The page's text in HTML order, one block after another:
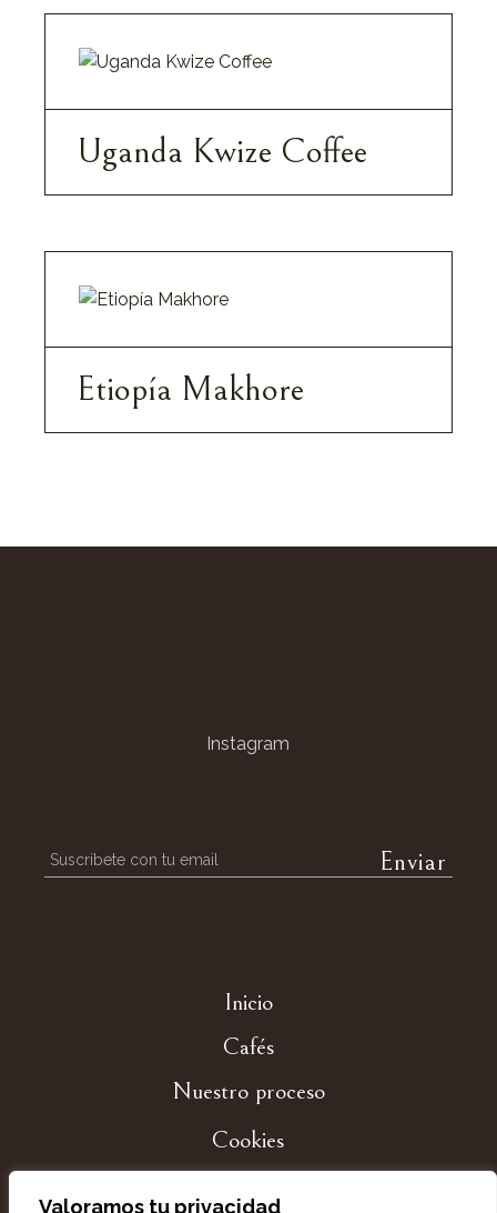
Valoramos tu privacidad
10,90€
Uganda Kwize Coffee
10,90€
Etiopía Makhore
Instagram
Inicio
Cafés
Nuestro proceso
Cookies